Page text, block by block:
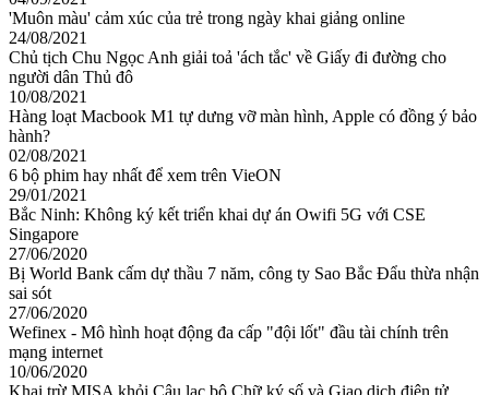
'Muôn màu' cảm xúc của trẻ trong ngày khai giảng online
24/08/2021
Chủ tịch Chu Ngọc Anh giải toả 'ách tắc' về Giấy đi đường cho
người dân Thủ đô
10/08/2021
Hàng loạt Macbook M1 tự dưng vỡ màn hình, Apple có đồng ý bảo
hành?
02/08/2021
6 bộ phim hay nhất để xem trên VieON
29/01/2021
Bắc Ninh: Không ký kết triển khai dự án Owifi 5G với CSE
Singapore
27/06/2020
Bị World Bank cấm dự thầu 7 năm, công ty Sao Bắc Đẩu thừa nhận
sai sót
27/06/2020
Wefinex - Mô hình hoạt động đa cấp "đội lốt" đầu tài chính trên
mạng internet
10/06/2020
Khai trừ MISA khỏi Câu lạc bộ Chữ ký số và Giao dịch điện tử